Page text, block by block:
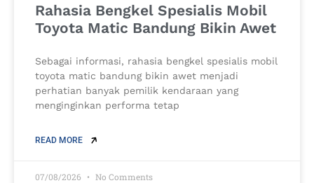
Rahasia Bengkel Spesialis Mobil
Toyota Matic Bandung Bikin Awet
Sebagai informasi, rahasia bengkel spesialis mobil
toyota matic bandung bikin awet menjadi
perhatian banyak pemilik kendaraan yang
menginginkan performa tetap
READ MORE
07/08/2026 No Comments